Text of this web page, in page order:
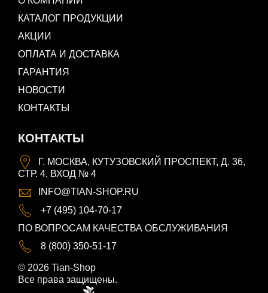
КАТАЛОГ ПРОДУКЦИИ
АКЦИИ
ОПЛАТА И ДОСТАВКА
ГАРАНТИЯ
НОВОСТИ
КОНТАКТЫ
КОНТАКТЫ
Г. МОСКВА, КУТУЗОВСКИЙ ПРОСПЕКТ, Д. 36,
СТР. 4, ВХОД № 4
INFO@TIAN-SHOP.RU
+7 (495) 104-70-17
ПО ВОПРОСАМ КАЧЕСТВА ОБСЛУЖИВАНИЯ
8 (800) 350-51-17
© 2026 Tian-Shop
Все права защищены.